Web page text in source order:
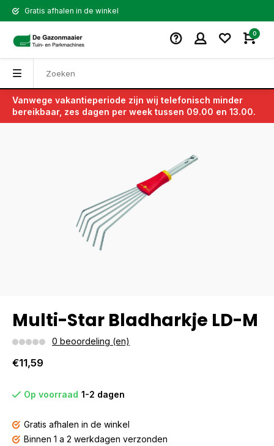
Gratis afhalen in de winkel
0
Vanwege vakantieperiode zijn wij telefonisch minder
bereikbaar, zes dagen per week tussen 09.00 en 13.00.
Terug
Multi-Star Bladharkje LD-M
0 beoordeling (en)
€11,59
Op voorraad 1-2 dagen
Gratis afhalen in de winkel
Binnen 1 a 2 werkdagen verzonden